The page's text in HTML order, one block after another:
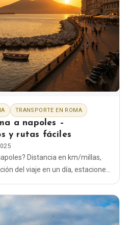
FR IT
TRANSPORTE EN ROMA
a napoles –
y rutas fáciles
Distancia en km/millas,
del viaje en un día, estaciones,
que realmente funcionan.